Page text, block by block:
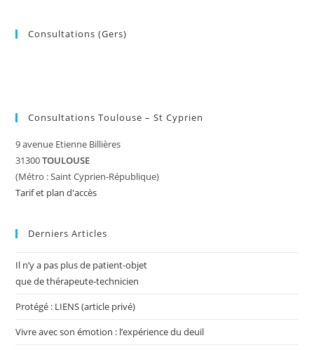
Consultations (Gers)
Consultations Toulouse – St Cyprien
9 avenue Etienne Billières
31300TOULOUSE
(Métro : Saint Cyprien-République)
Tarif et plan d'accès
Derniers Articles
Il n’y a pas plus de patient-objet
que de thérapeute-technicien
Protégé : LIENS (article privé)
Vivre avec son émotion : l’expérience du deuil